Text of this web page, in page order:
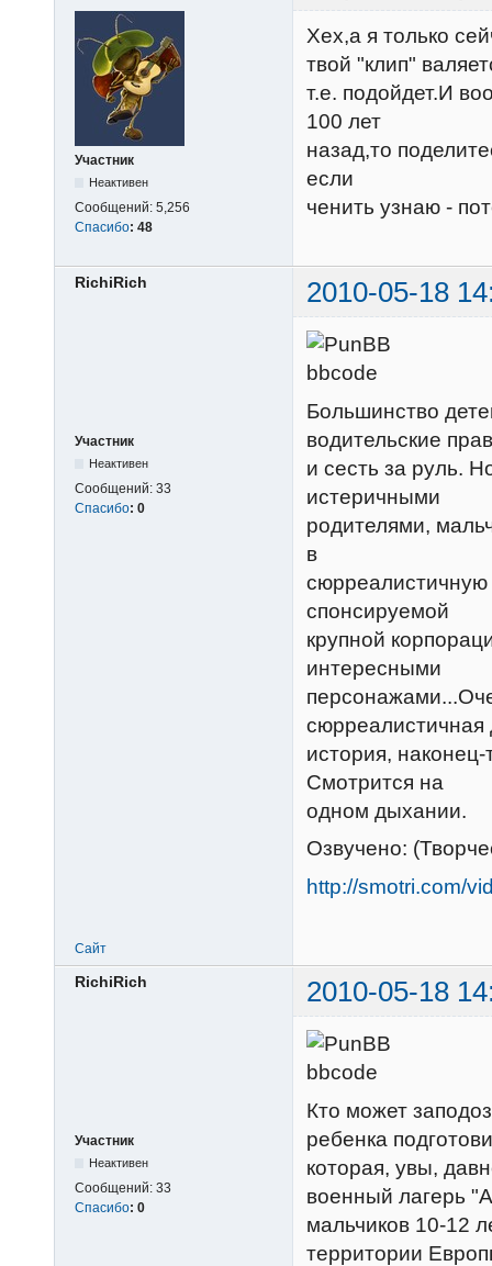
Участник
Неактивен
Сообщений: 5,256
Спасибо: 48
Хех,а я только
твой "клип"
т.е. подойдет.И
100 лет
назад,то
если
ченить узнаю -
RichiRich 2010-05-18
Участник
Неактивен
Сообщений: 33
Спасибо: 0
Большинство
водительские
и сесть за руль.
истеричными
родителями,
в
сюрреалистичную
спонсируемой
крупной
интересными
сюрреалистичная
история,
Смотрится на
одном дыхании.
Озвучено:
http://smotri.com/
Сайт
RichiRich 2010-05-18
Участник
Неактивен
Сообщений: 33
Спасибо: 0
Кто может
ребенка
которая, увы,
военный лагерь
мальчиков 10-12
территории